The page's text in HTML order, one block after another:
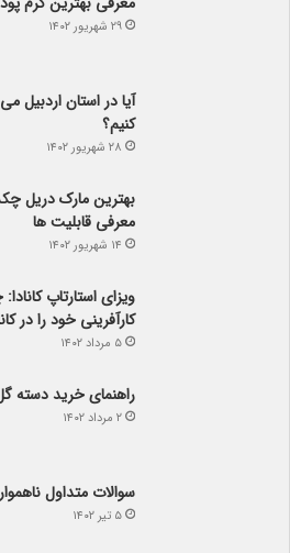
آیا در استان اردبیل می
کنیم؟
بهترین مارک دریل
معرفی قابلیت ها
۱۴ شهریور ۱۴۰۲
ویزای استارتاپ
کارآفرینی خود را در
۵ مرداد ۱۴۰۲
۵ تیر ۱۴۰۲